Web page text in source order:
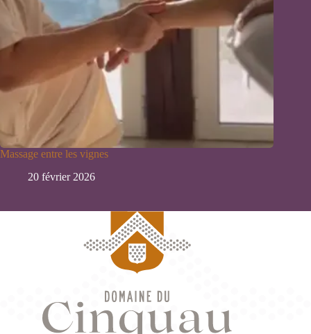
Massage entre les vignes
20 février 2026